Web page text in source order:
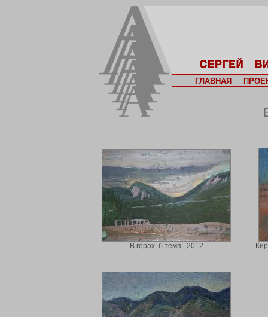
ГЛАВНАЯ
В горах, б.темп., 2012